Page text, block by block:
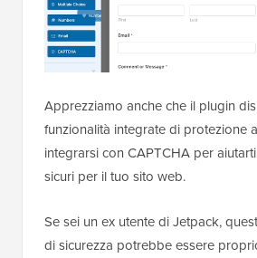
Apprezziamo anche che il plugin
funzionalità integrate di protezione
integrarsi con CAPTCHA per
sicuri per il tuo sito web.
Se sei un ex utente di Jetpack,
di sicurezza potrebbe essere